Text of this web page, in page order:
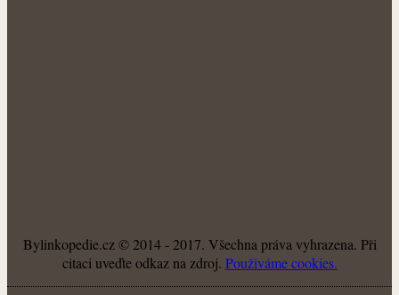
Bylinkopedie.cz © 2014 - 2017. Všechna práva vyhrazena. Při
citaci uveďte odkaz na zdroj. Použiváme cookies.